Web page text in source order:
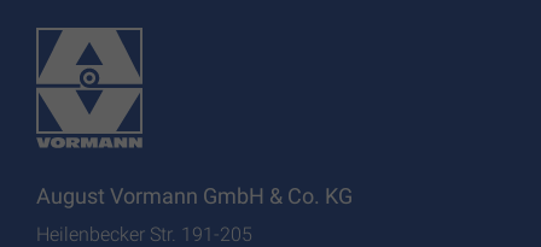
August Vormann GmbH & Co. KG
Heilenbecker Str. 191-205